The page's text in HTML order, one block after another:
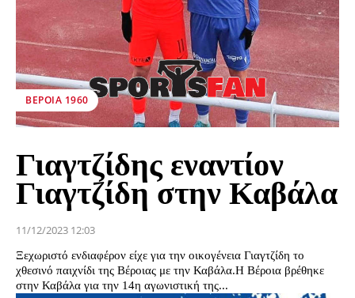
ΒΕΡΟΙΑ 1960
Γιαγτζίδης εναντίον
Γιαγτζίδη στην Καβάλα
11/12/2023 12:03
Ξεχωριστό ενδιαφέρον είχε για την οικογένεια Γιαγτζίδη το
χθεσινό παιχνίδι της Βέροιας με την Καβάλα.Η Βέροια βρέθηκε
στην Καβάλα για την 14η αγωνιστική της...